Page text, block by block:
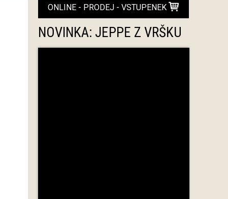
ONLINE - PRODEJ - VSTUPENEK
NOVINKA: JEPPE Z VRŠKU